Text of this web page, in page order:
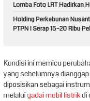
Lomba Foto LRT Hadirkan
Holding Perkebunan
PTPN I Serap 15–20 Ribu
Kondisi ini memicu
yang sebelumnya
diposisikan sebagai
melaluigadai mobil listrikdi